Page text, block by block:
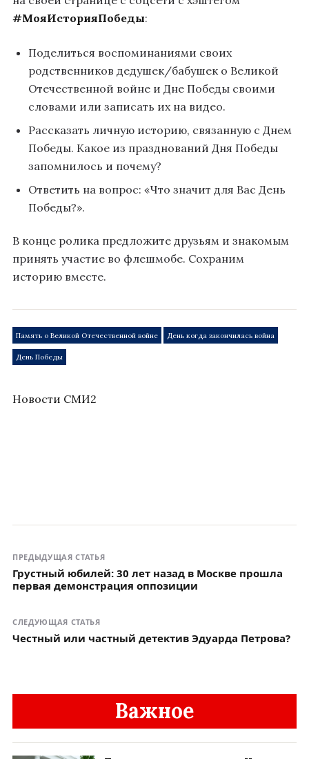
#МояИсторияПобеды:
Поделиться воспоминаниями своих
родственников дедушек/бабушек о Великой
Отечественной войне и Дне Победы своими
словами или записать их на видео.
Рассказать личную историю, связанную с Днем
Победы. Какое из празднований Дня Победы
запомнилось и почему?
Ответить на вопрос: «Что значит для Вас День
Победы?».
В конце ролика предложите друзьям и знакомым
принять участие во флешмобе. Сохраним
историю вместе.
Память о Великой Отечественной войне День когда закончилась война
День Победы
Новости СМИ2
ПРЕДЫДУЩАЯ СТАТЬЯ
Грустный юбилей: 30 лет назад в Москве прошла
первая демонстрация оппозиции
СЛЕДУЮЩАЯ СТАТЬЯ
Честный или частный детектив Эдуарда Петрова?
Важное